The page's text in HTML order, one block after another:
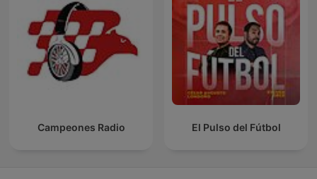
El Pulso del Fútbol
Campeones Radio